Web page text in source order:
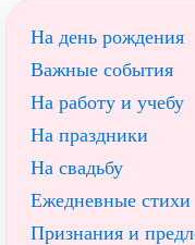
На день рождения
Важные события
На работу и учебу
На праздники
На свадьбу
Ежедневные стихи
Признания и